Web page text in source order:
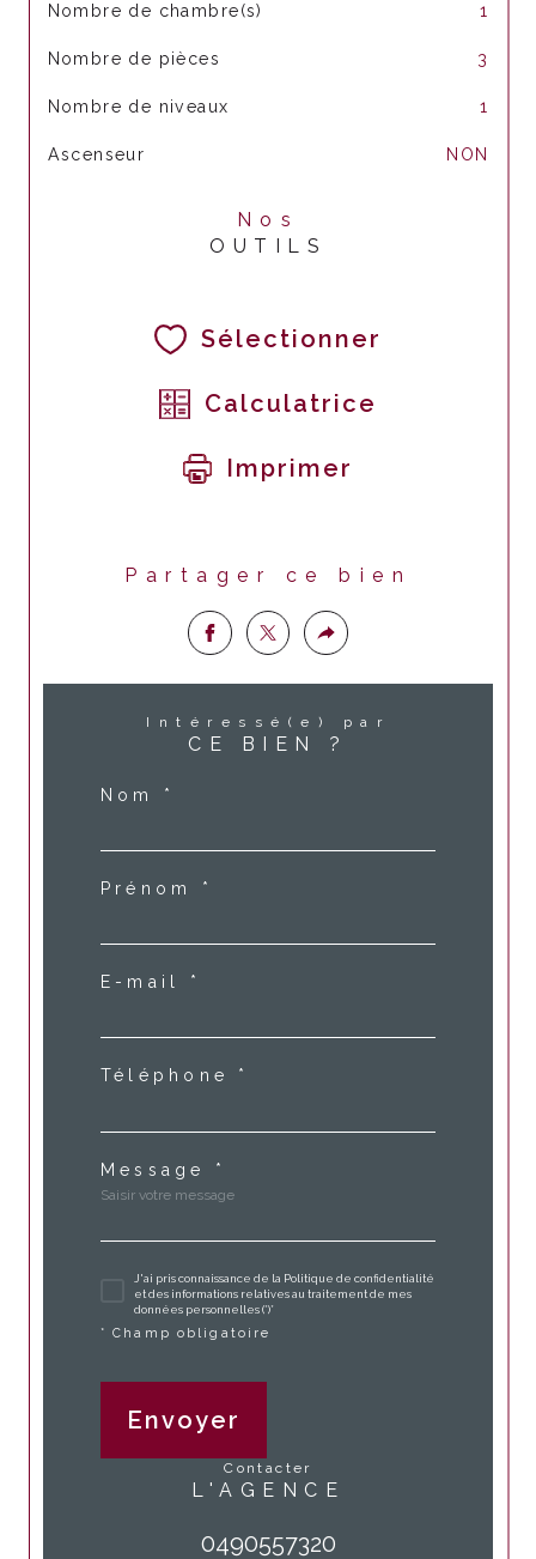
Nombre de chambre(s) 1
Nombre de pièces 3
Nombre de niveaux 1
Ascenseur NON
Nos
OUTILS
Sélectionner
Calculatrice
Imprimer
Partager ce bien
Intéressé(e) par
CE BIEN ?
Nom *
Prénom *
E-mail *
Téléphone *
Message *
J'ai pris connaissance de la Politique de confidentialité
et des informations relatives au traitement de mes
données personnelles (*)*
* Champ obligatoire
Envoyer
contacter
L'AGENCE
0490557320